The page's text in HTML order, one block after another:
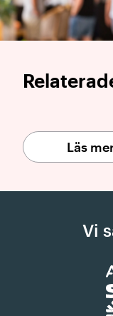
Läs
Vi